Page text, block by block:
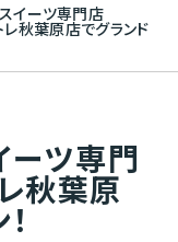
イーツ専門店
レ秋葉原店でグランド
ーツ専門
秋葉原